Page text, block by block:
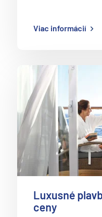
Viac informácií
Luxusné
ceny